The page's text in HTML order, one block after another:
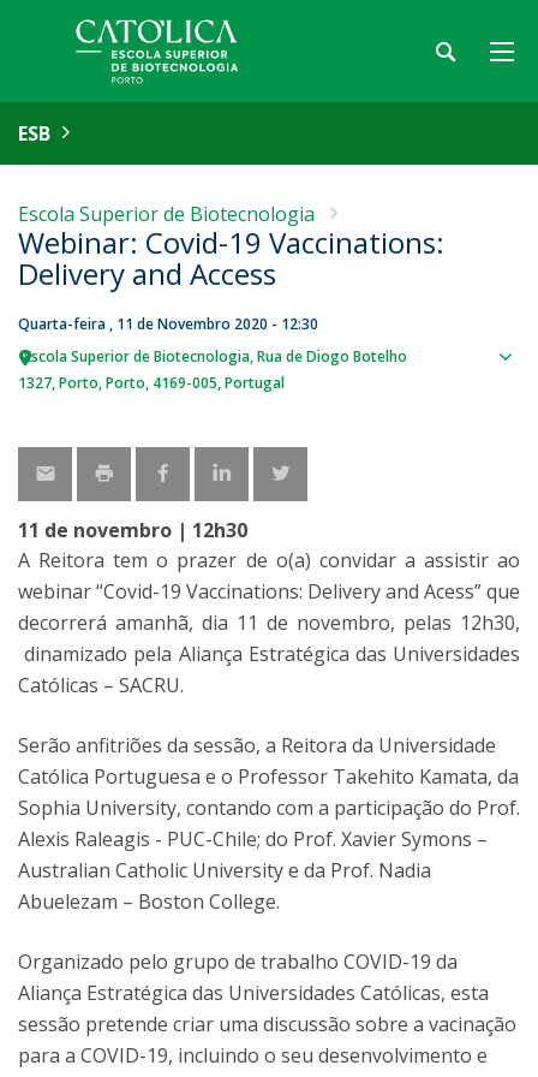
ESB
Escola Superior de Biotecnologia
Webinar: Covid-19 Vaccinations:
Delivery and Access
Quarta-feira , 11 de Novembro 2020 - 12:30
Escola Superior de Biotecnologia Rua de Diogo Botelho
1327 Porto Porto 4169-005 Portugal
11 de novembro | 12h30
A Reitora tem o prazer de o(a) convidar a assistir ao
webinar “Covid-19 Vaccinations: Delivery and Acess” que
decorrerá amanhã, dia 11 de novembro, pelas 12h30,
dinamizado pela Aliança Estratégica das Universidades
Católicas – SACRU.
Serão anfitriões da sessão, a Reitora da Universidade
Católica Portuguesa e o Professor Takehito Kamata, da
Sophia University, contando com a participação do Prof.
Alexis Raleagis - PUC-Chile; do Prof. Xavier Symons –
Australian Catholic University e da Prof. Nadia
Abuelezam – Boston College.
Organizado pelo grupo de trabalho COVID-19 da
Aliança Estratégica das Universidades Católicas, esta
sessão pretende criar uma discussão sobre a vacinação
para a COVID-19, incluindo o seu desenvolvimento e